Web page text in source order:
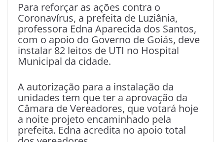
Para reforçar as ações contra o
Coronavírus, a prefeita de Luziânia,
professora Edna Aparecida dos Santos,
com o apoio do Governo de Goiás, deve
instalar 82 leitos de UTI no Hospital
Municipal da cidade.
A autorização para a instalação da
unidades tem que ter a aprovação da
Câmara de Vereadores, que votará hoje
a noite projeto encaminhado pela
prefeita. Edna acredita no apoio total